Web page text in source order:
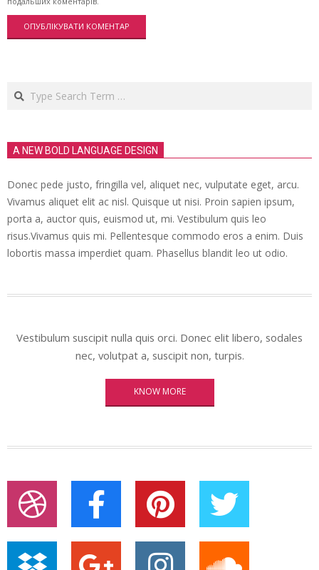
Search
A NEW BOLD LANGUAGE DESIGN
Donec pede justo, fringilla vel, aliquet nec, vulputate eget, arcu.
Vivamus aliquet elit ac nisl. Quisque ut nisi. Proin sapien ipsum,
porta a, auctor quis, euismod ut, mi. Vestibulum quis leo
risus.Vivamus quis mi. Pellentesque commodo eros a enim. Duis
lobortis massa imperdiet quam. Phasellus blandit leo ut odio.
Vestibulum suscipit nulla quis orci. Donec elit libero, sodales
nec, volutpat a, suscipit non, turpis.
KNOW MORE